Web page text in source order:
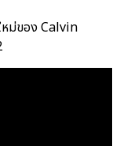
หม่ของ Calvin